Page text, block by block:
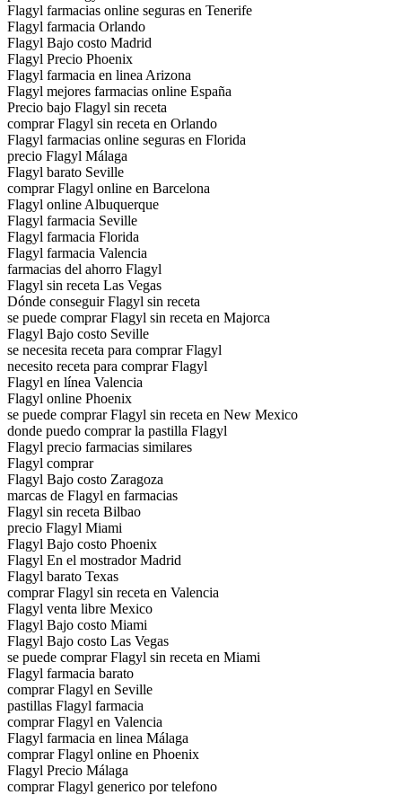
Flagyl farmacias online seguras en Tenerife
Flagyl farmacia Orlando
Flagyl Bajo costo Madrid
Flagyl Precio Phoenix
Flagyl farmacia en linea Arizona
Flagyl mejores farmacias online España
Precio bajo Flagyl sin receta
comprar Flagyl sin receta en Orlando
Flagyl farmacias online seguras en Florida
precio Flagyl Málaga
Flagyl barato Seville
comprar Flagyl online en Barcelona
Flagyl online Albuquerque
Flagyl farmacia Seville
Flagyl farmacia Florida
Flagyl farmacia Valencia
farmacias del ahorro Flagyl
Flagyl sin receta Las Vegas
Dónde conseguir Flagyl sin receta
se puede comprar Flagyl sin receta en Majorca
Flagyl Bajo costo Seville
se necesita receta para comprar Flagyl
necesito receta para comprar Flagyl
Flagyl en línea Valencia
Flagyl online Phoenix
se puede comprar Flagyl sin receta en New Mexico
donde puedo comprar la pastilla Flagyl
Flagyl precio farmacias similares
Flagyl comprar
Flagyl Bajo costo Zaragoza
marcas de Flagyl en farmacias
Flagyl sin receta Bilbao
precio Flagyl Miami
Flagyl Bajo costo Phoenix
Flagyl En el mostrador Madrid
Flagyl barato Texas
comprar Flagyl sin receta en Valencia
Flagyl venta libre Mexico
Flagyl Bajo costo Miami
Flagyl Bajo costo Las Vegas
se puede comprar Flagyl sin receta en Miami
Flagyl farmacia barato
comprar Flagyl en Seville
pastillas Flagyl farmacia
comprar Flagyl en Valencia
Flagyl farmacia en linea Málaga
comprar Flagyl online en Phoenix
Flagyl Precio Málaga
comprar Flagyl generico por telefono